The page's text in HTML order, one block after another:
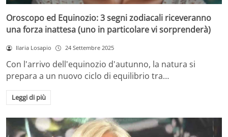
Oroscopo ed Equinozio: 3 segni zodiacali riceveranno
una forza inattesa (uno in particolare vi sorprenderà)
Ilaria Losapio 24 Settembre 2025
Con l'arrivo dell'equinozio d'autunno, la natura si
prepara a un nuovo ciclo di equilibrio tra…
Leggi di più